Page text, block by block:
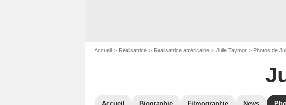
Accueil Réalisatrice Réalisatrice américaine Julie Taymor Photos de
Accueil Biographie Filmographie News